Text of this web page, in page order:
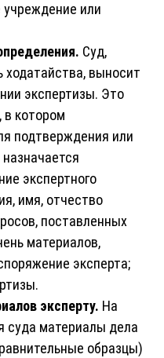
учреждение или
Суд,
ходатайства, выносит
экспертизы. Это
в котором
подтверждения или
экспертного
имя, отчество
поставленных
материалов,
эксперта;
эксперту. На
суда материалы дела
образцы)